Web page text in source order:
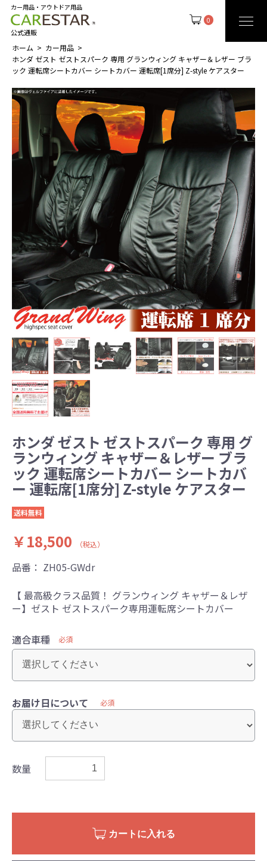
0
カー用品・アウトドア用品
公式通販
ホーム
カー用品
ホンダ ゼスト ゼストスパーク 専用 グランウィング キャザー＆レザー ブラ
ック 運転席シートカバー シートカバー 運転席[1席分] Z-style ケアスター
ホンダ ゼスト ゼストスパーク 専用 グ
ランウィング キャザー＆レザー ブラ
ック 運転席シートカバー シートカバ
ー 運転席[1席分] Z-style ケアスター
送料無料
￥18,500 （税込）
品番： ZH05-GWdr
【 最高級クラス品質！ グランウィング キャザー＆レザ
ー】ゼスト ゼストスパーク専用運転席シートカバー
適合車種 必須
お届け日について 必須
数量
カートに入れる